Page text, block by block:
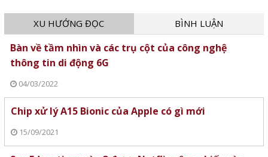
XU HƯỚNG ĐỌC BÌNH LUẬN
Bàn về tầm nhìn và các trụ cột của công nghệ
thông tin di động 6G
04/03/2022
Chip xử lý A15 Bionic của Apple có gì mới
15/09/2021